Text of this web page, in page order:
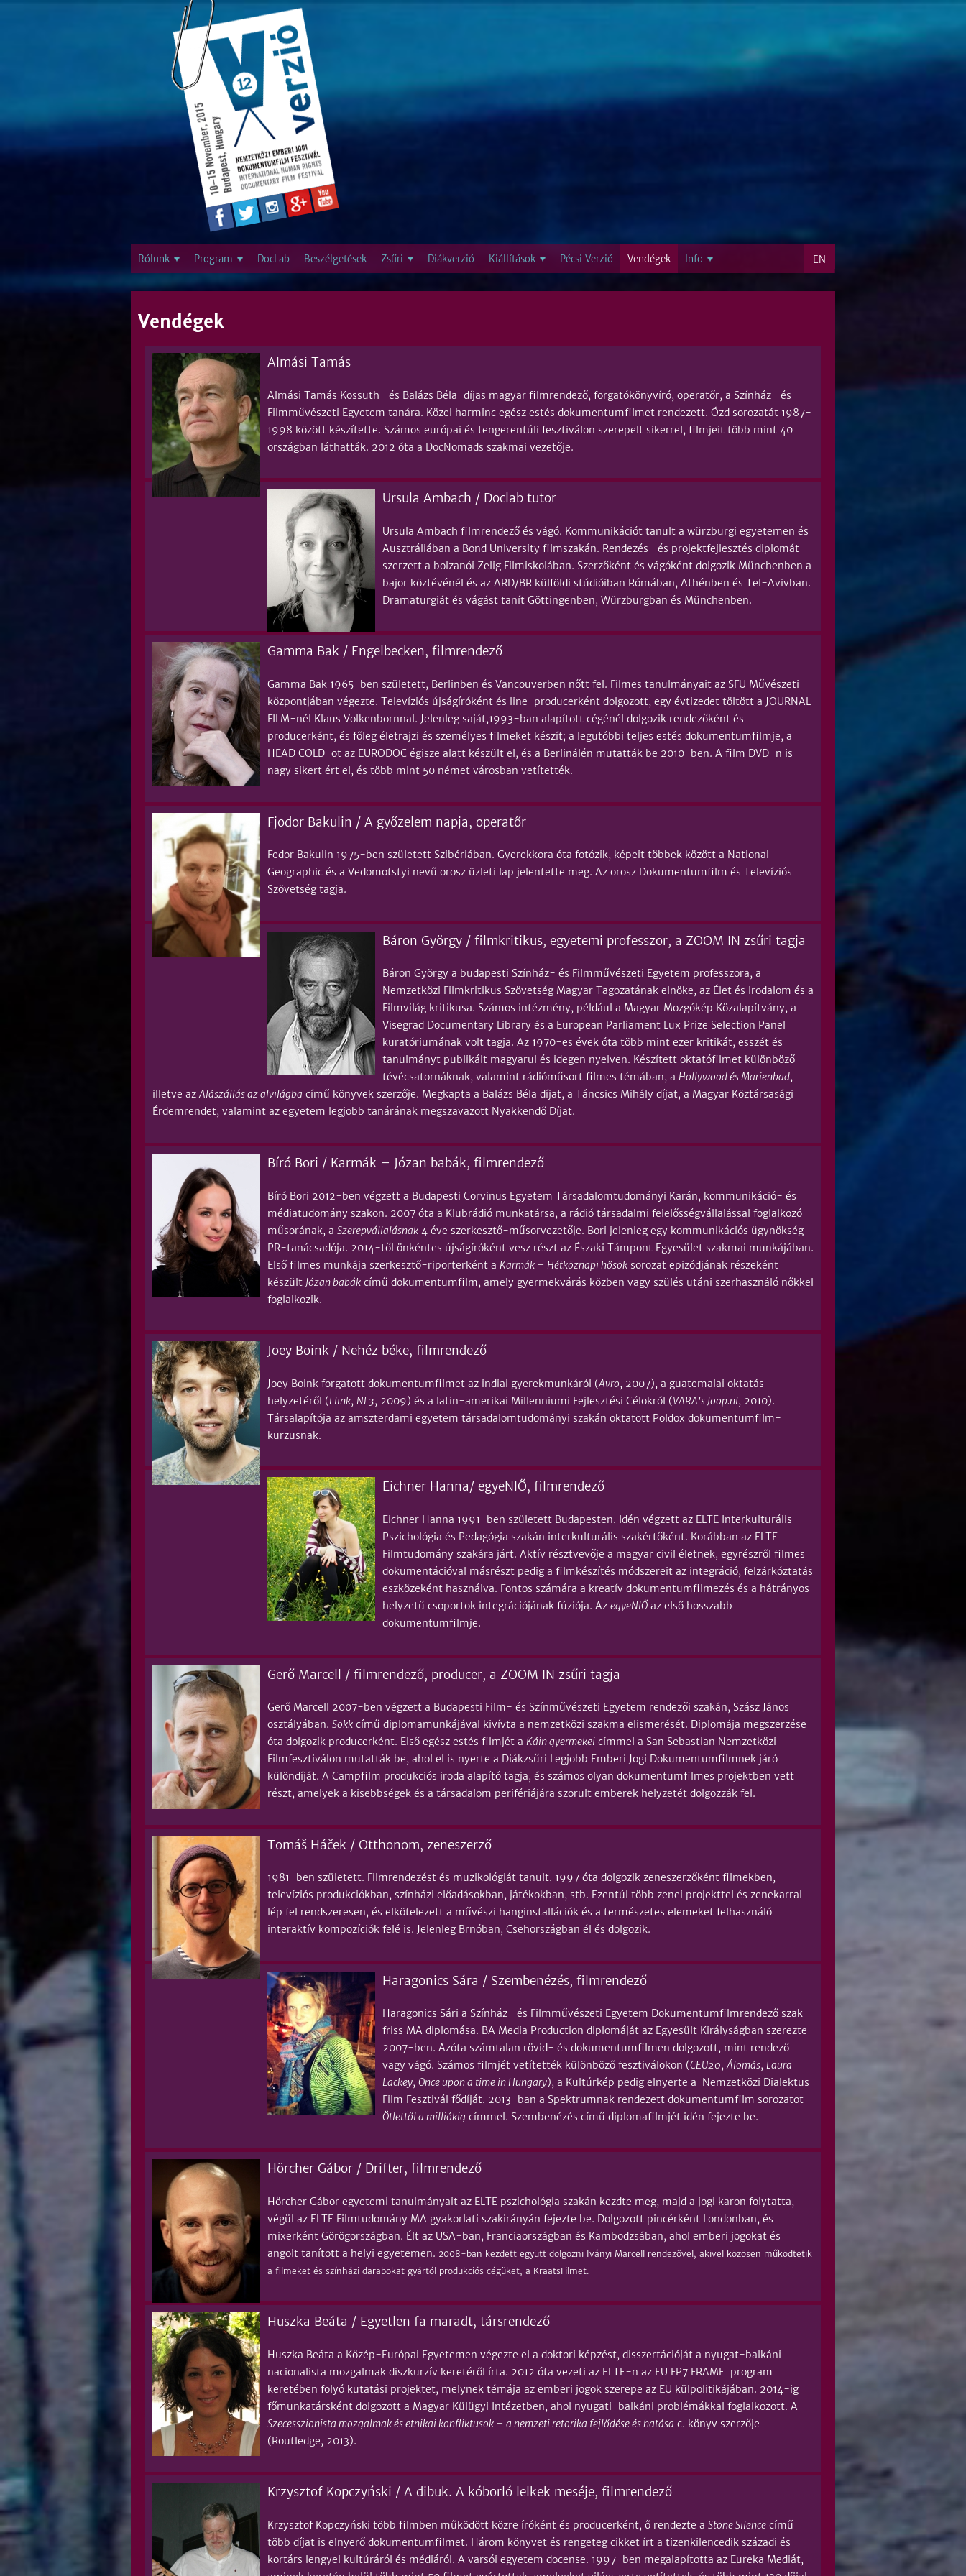
Vendégek
Almási Tamás
Almási Tamás Kossuth- és Balázs Béla-díjas magyar filmrendező, forgatókönyvíró, operatőr, a Színház- és
Filmművészeti Egyetem tanára. Közel harminc egész estés dokumentumfilmet rendezett. Ózd sorozatát 1987-
1998 között készítette. Számos európai és tengerentúli fesztiválon szerepelt sikerrel, filmjeit több mint 40
országban láthatták. 2012 óta a DocNomads szakmai vezetője.
Ursula Ambach / Doclab tutor
Ursula Ambach filmrendező és vágó. Kommunikációt tanult a würzburgi egyetemen és
Ausztráliában a Bond University filmszakán. Rendezés- és projektfejlesztés diplomát
szerzett a bolzanói Zelig Filmiskolában. Szerzőként és vágóként dolgozik Münchenben a
bajor köztévénél és az ARD/BR külföldi stúdióiban Rómában, Athénben és Tel-Avivban.
Dramaturgiát és vágást tanít Göttingenben, Würzburgban és Münchenben.
Gamma Bak / Engelbecken, filmrendező
Gamma Bak 1965-ben született, Berlinben és Vancouverben nőtt fel. Filmes tanulmányait az SFU Művészeti
központjában végezte. Televíziós újságíróként és line-producerként dolgozott, egy évtizedet töltött a JOURNAL
FILM-nél Klaus Volkenbornnal. Jelenleg saját,1993-ban alapított cégénél dolgozik rendezőként és
producerként, és főleg életrajzi és személyes filmeket készít; a legutóbbi teljes estés dokumentumfilmje, a
HEAD COLD-ot az EURODOC égisze alatt készült el, és a Berlinálén mutatták be 2010-ben. A film DVD-n is
nagy sikert ért el, és több mint 50 német városban vetítették.
Fjodor Bakulin / A győzelem napja, operatőr
Fedor Bakulin 1975-ben született Szibériában. Gyerekkora óta fotózik, képeit többek között a National
Geographic és a Vedomotstyi nevű orosz üzleti lap jelentette meg. Az orosz Dokumentumfilm és Televíziós
Szövetség tagja.
Báron György / filmkritikus, egyetemi professzor, a ZOOM IN zsűri tagja
Báron György a budapesti Színház- és Filmművészeti Egyetem professzora, a
Nemzetközi Filmkritikus Szövetség Magyar Tagozatának elnöke, az Élet és Irodalom és a
Filmvilág kritikusa. Számos intézmény, például a Magyar Mozgókép Közalapítvány, a
Visegrad Documentary Library és a European Parliament Lux Prize Selection Panel
kuratóriumának volt tagja. Az 1970-es évek óta több mint ezer kritikát, esszét és
tanulmányt publikált magyarul és idegen nyelven. Készített oktatófilmet különböző
tévécsatornáknak, valamint rádióműsort filmes témában, a Hollywood és Marienbad,
illetve azAlászállás az alvilágba című könyvek szerzője. Megkapta a Balázs Béla díjat, a Táncsics Mihály díjat, a Magyar Köztársasági
Érdemrendet, valamint az egyetem legjobb tanárának megszavazott Nyakkendő Díjat.
Bíró Bori / Karmák – Józan babák, filmrendező
Bíró Bori 2012-ben végzett a Budapesti Corvinus Egyetem Társadalomtudományi Karán, kommunikáció- és
médiatudomány szakon. 2007 óta a Klubrádió munkatársa, a rádió társadalmi felelősségvállalással foglalkozó
műsorának, a Szerepvállalásnak 4 éve szerkesztő-műsorvezetője. Bori jelenleg egy kommunikációs ügynökség
PR-tanácsadója. 2014-től önkéntes újságíróként vesz részt az Északi Támpont Egyesület szakmai munkájában.
Első filmes munkája szerkesztő-riporterként a Karmák – Hétköznapi hősök sorozat epizódjának részeként
készült Józan babák című dokumentumfilm, amely gyermekvárás közben vagy szülés utáni szerhasználó nőkkel
foglalkozik.
Joey Boink / Nehéz béke, filmrendező
Joey Boink forgatott dokumentumfilmet az indiai gyerekmunkáról (Avro, 2007), a guatemalai oktatás
helyzetéről (Llink, NL3, 2009) és a latin-amerikai Millenniumi Fejlesztési Célokról (VARA's Joop.nl, 2010).
Társalapítója az amszterdami egyetem társadalomtudományi szakán oktatott Poldox dokumentumfilm-
kurzusnak.
Eichner Hanna/ egyeNlŐ, filmrendező
Eichner Hanna 1991-ben született Budapesten. Idén végzett az ELTE Interkulturális
Pszichológia és Pedagógia szakán interkulturális szakértőként. Korábban az ELTE
Filmtudomány szakára járt. Aktív résztvevője a magyar civil életnek, egyrészről filmes
dokumentációval másrészt pedig a filmkészítés módszereit az integráció, felzárkóztatás
eszközeként használva. Fontos számára a kreatív dokumentumfilmezés és a hátrányos
helyzetű csoportok integrációjának fúziója. Az egyeNlŐ az első hosszabb
dokumentumfilmje.
Gerő Marcell / filmrendező, producer, a ZOOM IN zsűri tagja
Gerő Marcell 2007-ben végzett a Budapesti Film- és Színművészeti Egyetem rendezői szakán, Szász János
osztályában. Sokk című diplomamunkájával kivívta a nemzetközi szakma elismerését. Diplomája megszerzése
óta dolgozik producerként. Első egész estés filmjét a Káin gyermekei címmel a San Sebastian Nemzetközi
Filmfesztiválon mutatták be, ahol el is nyerte a Diákzsűri Legjobb Emberi Jogi Dokumentumfilmnek járó
különdíját. A Campfilm produkciós iroda alapító tagja, és számos olyan dokumentumfilmes projektben vett
részt, amelyek a kisebbségek és a társadalom perifériájára szorult emberek helyzetét dolgozzák fel.
Tomáš Háček / Otthonom, zeneszerző
1981-ben született. Filmrendezést és muzikológiát tanult. 1997 óta dolgozik zeneszerzőként filmekben,
televíziós produkciókban, színházi előadásokban, játékokban, stb. Ezentúl több zenei projekttel és zenekarral
lép fel rendszeresen, és elkötelezett a művészi hanginstallációk és a természetes elemeket felhasználó
interaktív kompozíciók felé is. Jelenleg Brnóban, Csehországban él és dolgozik.
Haragonics Sára / Szembenézés, filmrendező
Haragonics Sári a Színház- és Filmművészeti Egyetem Dokumentumfilmrendező szak
friss MA diplomása. BA Media Production diplomáját az Egyesült Királyságban szerezte
2007-ben. Azóta számtalan rövid- és dokumentumfilmen dolgozott, mint rendező
vagy vágó. Számos filmjét vetítették különböző fesztiválokon (CEU20,Álomás, Laura
Lackey, Once upon a time in Hungary), a Kultúrkép pedig elnyerte a Nemzetközi Dialektus
Film Fesztivál fődíját. 2013-ban a Spektrumnak rendezett dokumentumfilm sorozatot
Ötlettől a milliókig címmel. Szembenézés című diplomafilmjét idén fejezte be.
Hörcher Gábor / Drifter, filmrendező
Hörcher Gábor egyetemi tanulmányait az ELTE pszichológia szakán kezdte meg, majd a jogi karon folytatta,
végül az ELTE Filmtudomány MA gyakorlati szakirányán fejezte be. Dolgozott pincérként Londonban, és
mixerként Görögországban. Élt az USA-ban, Franciaországban és Kambodzsában, ahol emberi jogokat és
angolt tanított a helyi egyetemen. 2008-ban kezdett együtt dolgozni Iványi Marcell rendezővel, akivel közösen működtetik
a filmeket és színházi darabokat gyártól produkciós cégüket, a KraatsFilmet.
Huszka Beáta / Egyetlen fa maradt, társrendező
Huszka Beáta a Közép-Európai Egyetemen végezte el a doktori képzést, disszertációját a nyugat-balkáni
nacionalista mozgalmak diszkurzív keretéről írta. 2012 óta vezeti az ELTE-n az EU FP7 FRAME program
keretében folyó kutatási projektet, melynek témája az emberi jogok szerepe az EU külpolitikájában. 2014-ig
főmunkatársként dolgozott a Magyar Külügyi Intézetben, ahol nyugati-balkáni problémákkal foglalkozott. A
Szecesszionista mozgalmak és etnikai konfliktusok – a nemzeti retorika fejlődése és hatása c. könyv szerzője
(Routledge, 2013).
Krzysztof Kopczyński / A dibuk. A kóborló lelkek meséje, filmrendező
Krzysztof Kopczyński több filmben működött közre íróként és producerként, ő rendezte a Stone Silence című
több díjat is elnyerő dokumentumfilmet. Három könyvet és rengeteg cikket írt a tizenkilencedik századi és
kortárs lengyel kultúráról és médiáról. A varsói egyetem docense. 1997-ben megalapította az Eureka Mediát,
Rólunk Program DocLab Beszélgetések Zsűri Diákverzió Kiállítások Pécsi Verzió Vendégek Info EN